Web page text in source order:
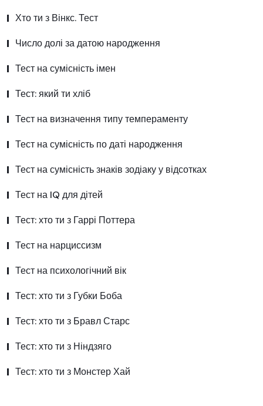
Хто ти з Вінкс. Тест
Число долі за датою народження
Тест на сумісність імен
Тест: який ти хліб
Тест на визначення типу темпераменту
Тест на сумісність по даті народження
Тест на сумісність знаків зодіаку у відсотках
Тест на IQ для дітей
Тест: хто ти з Гаррі Поттера
Тест на нарциссизм
Тест на психологічний вік
Тест: хто ти з Губки Боба
Тест: хто ти з Бравл Старс
Тест: хто ти з Ніндзяго
Тест: хто ти з Монстер Хай